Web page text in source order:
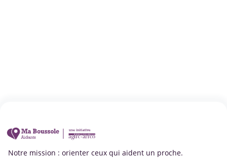
Notre mission : orienter ceux qui aident un proche.